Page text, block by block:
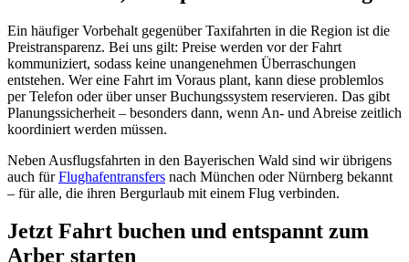
Ein häufiger Vorbehalt gegenüber Taxifahrten in die Region ist die
Preistransparenz. Bei uns gilt: Preise werden vor der Fahrt
kommuniziert, sodass keine unangenehmen Überraschungen
entstehen. Wer eine Fahrt im Voraus plant, kann diese problemlos
per Telefon oder über unser Buchungssystem reservieren. Das gibt
Planungssicherheit – besonders dann, wenn An- und Abreise zeitlich
koordiniert werden müssen.
Neben Ausflugsfahrten in den Bayerischen Wald sind wir übrigens
auch fürFlughafentransfers nach München oder Nürnberg bekannt
– für alle, die ihren Bergurlaub mit einem Flug verbinden.
Jetzt Fahrt buchen und entspannt zum
Arber starten